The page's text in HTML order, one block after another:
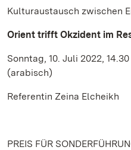
Kulturaustausch zwischen
Orient trifft Okzident im
Sonntag, 10. Juli 2022,
(arabisch)
Referentin Zeina Elcheikh
PREIS FÜR